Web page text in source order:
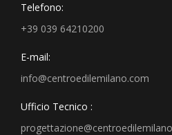
Telefono:
+39 039 64210200
E-mail:
info@centroedilemilano.com
Ufficio Tecnico :